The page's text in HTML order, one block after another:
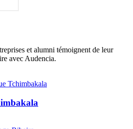
et alumni témoignent de leur
avec Audencia.